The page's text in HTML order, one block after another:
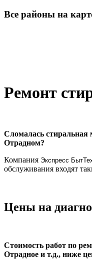
Все районы на
Ремонт
Сломалась стиральная
Отрадном?
Компания Экспресс
обслуживания входят
Цены на
Стоимость работ по
Отрадное и т.д., ниже